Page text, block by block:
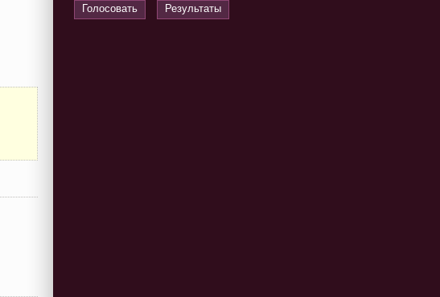
Голосовать Результаты